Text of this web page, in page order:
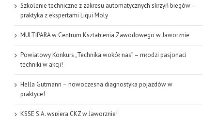
Szkolenie techniczne z zakresu automatycznych skrzyń biegów –
praktyka z ekspertami Liqui Moly
MULTIPARA w Centrum Kształcenia Zawodowego w Jaworznie
Powiatowy Konkurs „Technika wokół nas” – młodzi pasjonaci
techniki w akcji!
Hella Gutmann – nowoczesna diagnostyka pojazdów w
praktyce!
KSSE S.A. wspiera CKZ w Jaworznie!